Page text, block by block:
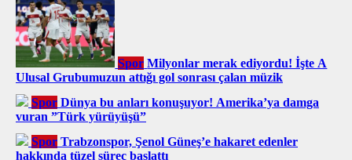
Spor Milyonlar merak ediyordu! İşte A
Ulusal Grubumuzun attığı gol sonrası çalan müzik
Spor Dünya bu anları konuşuyor! Amerika’ya damga
vuran ”Türk yürüyüşü”
Spor Trabzonspor, Şenol Güneş’e hakaret edenler
hakkında tüzel süreç başlattı